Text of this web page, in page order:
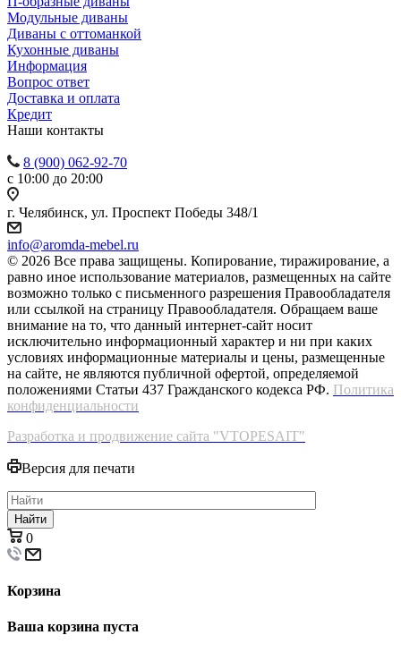
Модульные диваны
Диваны с оттоманкой
Кухонные диваны
Информация
Вопрос ответ
Доставка и оплата
Кредит
Наши контакты
8 (900) 062-92-70
с 10:00 до 20:00
г. Челябинск, ул. Проспект Победы 348/1
info@aromda-mebel.ru
© 2026 Все права защищены. Копирование, тиражирование, а
равно иное использование материалов, размещенных на сайте
возможно только с письменного разрешения Правообладателя
или ссылкой на страницу Правообладателя. Обращаем ваше
внимание на то, что данный интернет-сайт носит
исключительно информационный характер и ни при каких
условиях информационные материалы и цены, размещенные
на сайте, не являются публичной офертой, определяемой
положениями Статьи 437 Гражданского кодекса РФ. Политика
конфиденциальности
Разработка и продвижение сайта "VTOPESAIT"
Версия для печати
Найти
0
Корзина
Ваша корзина пуста